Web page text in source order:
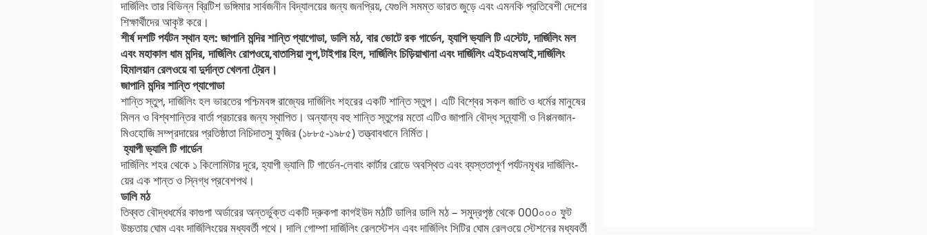
দার্জিলিং তার বিভিন্ন ব্রিটিশ ভঙ্গিমার সার্বজনীন বিদ্যালয়ের জন্য জনপ্রিয়, যেগুলি সমম্ত ভারত জুড়ে এবং এমনকি প্রতিবেশী দেশের
শিক্ষার্থীদের আকৃষ্ট করে।
শীর্ষ দশটি পর্যটন স্থান হল: জাপানি মন্দির শান্তি প্যাগোডা, ডালি মঠ, বার ভোটে রক গার্ডেন, হ্যাপি ভ্যালি টি এস্টেট, দার্জিলিং মল
এবং মহাকাল ধাম মন্দির, দার্জিলিং রোপওয়ে,বাতাসিয়া লুপ,টাইগার হিল, দার্জিলিং চিড়িয়াখানা এবং দার্জিলিং এইচএমআই,দার্জিলিং
হিমালয়ান রেলওয়ে বা দুর্দান্ত খেলনা ট্রেন।
জাপানি মন্দির শান্তি প্যাগোডা
শান্তি স্তুপ, দার্জিলিং হল ভারতের পশ্চিমবঙ্গ রাজ্যের দার্জিলিং শহরের একটি শান্তি স্তুপ। এটি বিশ্বের সকল জাতি ও ধর্মের মানুষের
মিলন ও বিশ্বশান্তির বার্তা প্রচারের জন্য স্থাপিত। অন্যান্য বহু শান্তি স্তুপের মতো এটিও জাপানি বৌদ্ধ সন্ন্যাসী ও নিপ্পনজান-
মিওহোজি সম্প্রদায়ের প্রতিষ্ঠাতা নিচিদাতসু ফুজির (১৮৮৫-১৯৮৫) তত্ত্বাবধানে নির্মিত।
হ্যাপী ভ্যালি টি গার্ডেন
দার্জিলিং শহর থেকে ১ কিলোমিটার দূরে, হ্যাপী ভ্যালি টি গার্ডেন-লেবাং কার্টার রোডে অবস্থিত এবং ব্যস্ততাপূর্ণ পর্যটনমূখর দার্জিলিং-
য়ের এক শান্ত ও স্নিগ্ধ প্রবেশপথ।
ডালি মঠ
তিব্বত বৌদ্ধধর্মের কাগুপা অর্ডারের অন্তর্ভুক্ত একটি দ্রুকপা কাগইউদ মঠটি ডালির ডালি মঠ – সমুদ্রপৃষ্ঠ থেকে 000০০০ ফুট
উচ্চতায় ঘোম এবং দার্জিলিংয়ের মধ্যবর্তী পথে। দালি গোম্পা দার্জিলিং রেলস্টেশন এবং দার্জিলিং সিটির ঘোম রেলওয়ে স্টেশনের মধ্যবর্তী